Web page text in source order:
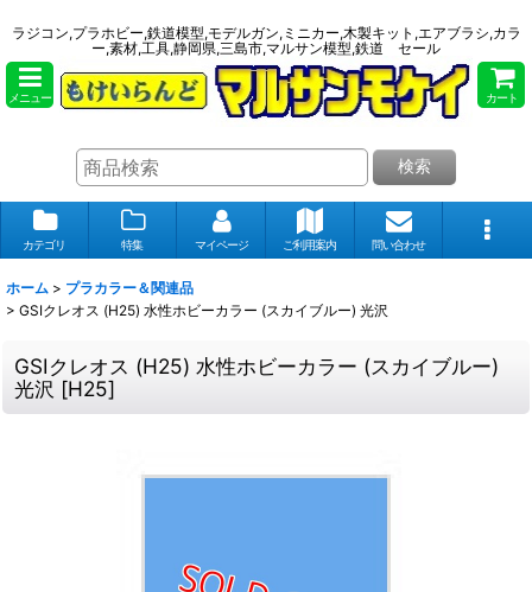
ラジコン,プラホビー,鉄道模型,モデルガン,ミニカー,木製キット,エアブラシ,カラ
ー,素材,工具,静岡県,三島市,マルサン模型,鉄道 セール
メニュー カート
検索
カテゴリ 特集 マイページ ご利用案内 問い合わせ
ホーム > プラカラー＆関連品
> GSIクレオス (H25) 水性ホビーカラー (スカイブルー) 光沢
GSIクレオス (H25) 水性ホビーカラー (スカイブルー)
光沢 [H25]